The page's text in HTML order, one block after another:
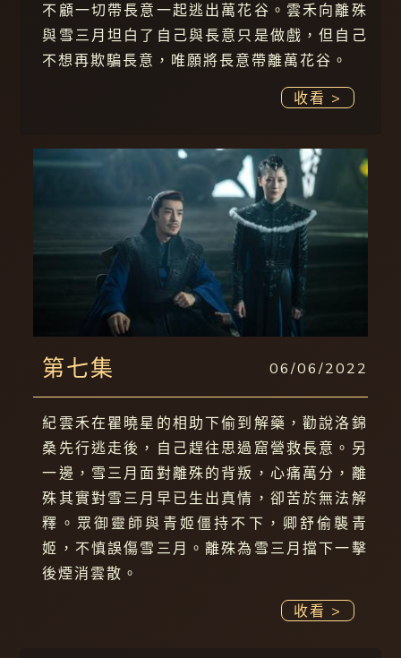
不顧一切帶長意一起逃出萬花谷。雲禾向離殊
與雪三月坦白了自己與長意只是做戲，但自己
不想再欺騙長意，唯願將長意帶離萬花谷。
收看 >
第七集 06/06/2022
紀雲禾在瞿曉星的相助下偷到解藥，勸說洛錦
桑先行逃走後，自己趕往思過窟營救長意。另
一邊，雪三月面對離殊的背叛，心痛萬分，離
殊其實對雪三月早已生出真情，卻苦於無法解
釋。眾御靈師與青姬僵持不下，卿舒偷襲青
姬，不慎誤傷雪三月。離殊為雪三月擋下一擊
後煙消雲散。
收看 >